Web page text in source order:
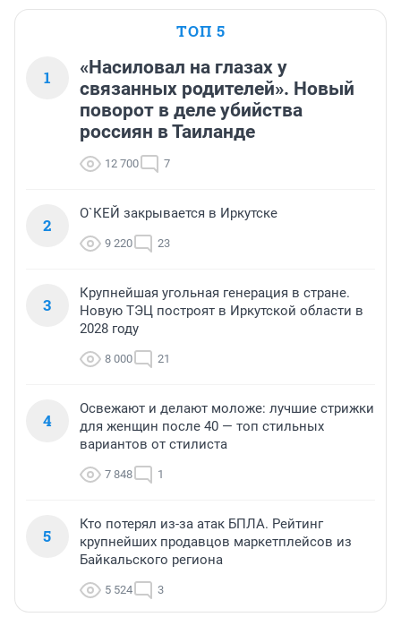
ТОП 5
1
«Насиловал на глазах у
связанных родителей». Новый
поворот в деле убийства
россиян в Таиланде
12 700 7
2
О`КЕЙ закрывается в Иркутске
9 220 23
3
Крупнейшая угольная генерация в стране.
Новую ТЭЦ построят в Иркутской области в
2028 году
8 000 21
4
Освежают и делают моложе: лучшие стрижки
для женщин после 40 — топ стильных
вариантов от стилиста
7 848 1
5
Кто потерял из-за атак БПЛА. Рейтинг
крупнейших продавцов маркетплейсов из
Байкальского региона
5 524 3